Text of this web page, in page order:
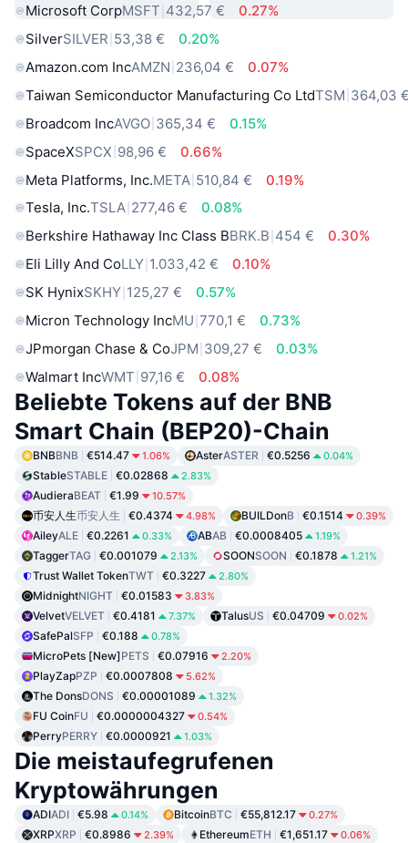
Microsoft CorpMSFT 432,57 €
0.27%
SilverSILVER 53,38 €
0.20%
Amazon.com IncAMZN 236,04 €
0.07%
Taiwan Semiconductor Manufacturing Co LtdTSM 364,03
Broadcom IncAVGO 365,34 €
0.15%
SpaceXSPCX 98,96 €
0.66%
Meta Platforms, Inc.META 510,84 €
0.19%
Tesla, Inc.TSLA 277,46 €
0.08%
Berkshire Hathaway Inc Class BBRK.B 454 €
0.30%
Eli Lilly And CoLLY 1.033,42 €
0.10%
SK HynixSKHY 125,27 €
0.57%
Micron Technology IncMU 770,1 €
0.73%
JPmorgan Chase & CoJPM 309,27 €
0.03%
Walmart IncWMT 97,16 € 0.08%
Beliebte Tokens auf der BNB
Smart Chain (BEP20)-Chain
BNBBNB €514.47 1.06% AsterASTER €0.5256 0.04%
StableSTABLE €0.02868 2.83%
AudieraBEAT €1.99 10.57%
币安人生币安人生 €0.4374 4.98% BUILDonB €0.1514 0.39%
AileyALE €0.2261 0.33% ABAB €0.0008405 1.19%
TaggerTAG €0.001079 2.13% SOONSOON €0.1878 1.21%
Trust Wallet TokenTWT €0.3227 2.80%
MidnightNIGHT €0.01583 3.83%
VelvetVELVET €0.4181 7.37% TalusUS €0.04709 0.02%
SafePalSFP €0.188 0.78%
MicroPets [New]PETS €0.07916 2.20%
PlayZapPZP €0.0007808 5.62%
The DonsDONS €0.00001089 1.32%
FU CoinFU €0.0000004327 0.54%
PerryPERRY €0.0000921 1.03%
Die meistaufegrufenen
Kryptowährungen
ADIADI €5.98 0.14% BitcoinBTC €55,812.17 0.27%
XRPXRP €0.8986 2.39% EthereumETH €1,651.17 0.06%